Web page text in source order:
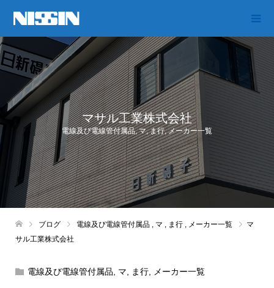
マサル工業株式会社
電線及び電線管付属品,マ,ま行,メーカー一覧
ブログ 電線及び電線管付属品 マ ま行 メーカー一覧
マ
サル工業株式会社
電線及び電線管付属品 マ ま行, メーカー一覧